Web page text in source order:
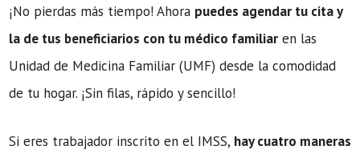
¡No pierdas más tiempo! Ahora puedes agendar tu cita y
la de tus beneficiarios con tu médico familiar en las
Unidad de Medicina Familiar (UMF) desde la comodidad
de tu hogar. ¡Sin filas, rápido y sencillo!
Si eres trabajador inscrito en el IMSS, hay cuatro maneras